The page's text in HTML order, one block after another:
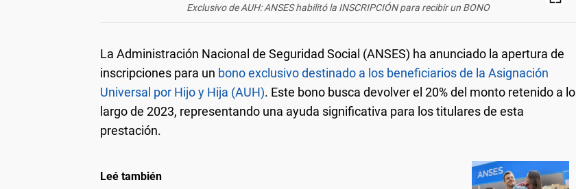
Exclusivo de AUH: ANSES habilitó la INSCRIPCIÓN para recibir un BONO
La Administración Nacional de Seguridad Social (ANSES) ha anunciado la apertura de
inscripciones para un bono exclusivo destinado a los beneficiarios de la Asignación
Universal por Hijo y Hija (AUH). Este bono busca devolver el 20% del monto retenido a lo
largo de 2023, representando una ayuda significativa para los titulares de esta
prestación.
Leé también